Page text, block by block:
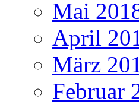
Mai
April
März
Februar